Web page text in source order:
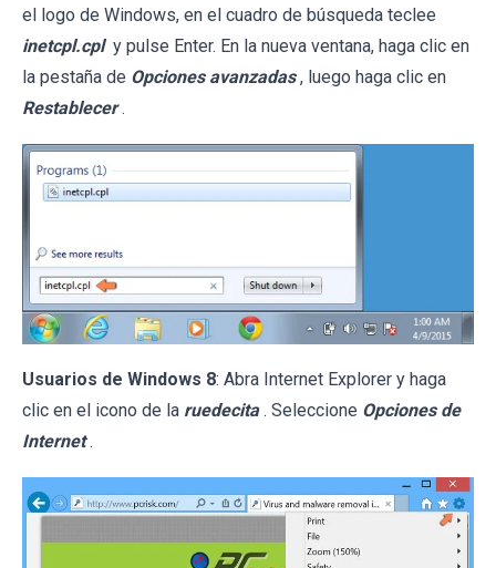
el logo de Windows, en el cuadro de búsqueda teclee
inetcpl.cpl y pulse Enter. En la nueva ventana, haga clic en
la pestaña de Opciones avanzadas , luego haga clic en
Restablecer .
Usuarios de Windows 8: Abra Internet Explorer y haga
clic en el icono de la ruedecita . Seleccione Opciones de
Internet .